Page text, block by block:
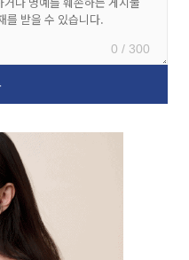
0 / 300